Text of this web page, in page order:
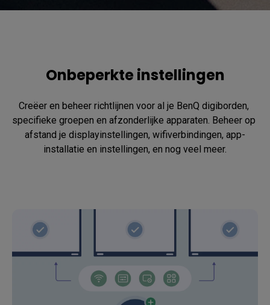
Onbeperkte instellingen
Creëer en beheer richtlijnen voor al je BenQ digiborden,
specifieke groepen en afzonderlijke apparaten. Beheer op
afstand je displayinstellingen, wifiverbindingen, app-
installatie en instellingen, en nog veel meer.